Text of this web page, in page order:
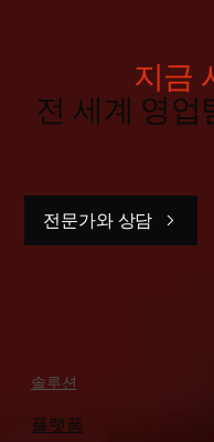
지금
전 세계 영업
전문가와 상담
솔루션
플랫폼